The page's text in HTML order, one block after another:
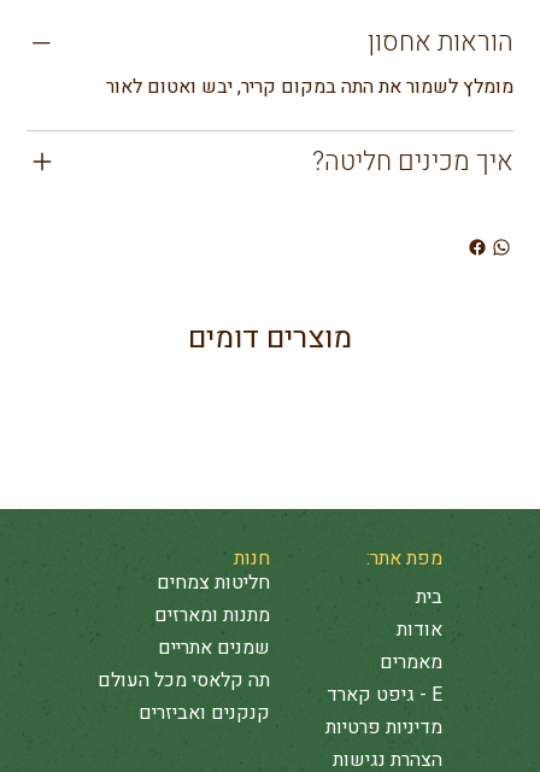
הוראות אחסון
מומלץ לשמור את התה במקום קריר, יבש ואטום לאור
איך מכינים חליטה?
מוצרים דומים
מפת אתר:
בית
אודות
מאמרים
E - גיפט קארד
מדיניות פרטיות
הצהרת נגישות
חנות
חליטות צמחים
מתנות ומארזים
שמנים אתריים
תה קלאסי מכל העולם
קנקנים ואביזרים